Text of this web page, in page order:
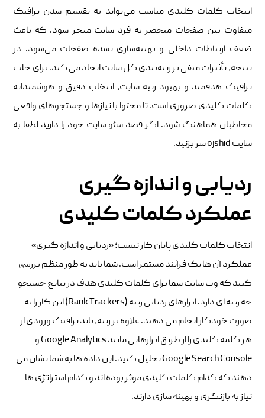
انتخاب کلمات کلیدی مناسب می‌تواند به تقسیم شدن ترافیک
متفاوت بین صفحات منحصر به فرد سایت منجر شود. که باعث
ضعف ارتباطات داخلی و بهینه‌سازی نشده صفحات می‌شود. در
نتیجه، تأثیرات منفی بر رتبه‌بندی کل سایت ایجاد می کند. برای جلب
ترافیک هدفمند و بهبود رتبه سایت، انتخاب دقیق و هوشمندانه
کلمات کلیدی ضروری است. تا محتوا با نیازها و جستجوهای واقعی
مخاطبان هماهنگ شود. اگر قصد سئو سایت خود را دارید لطفا به
سایت ojshid سر بزنید.
ردیابی و اندازه گیری
عملکرد کلمات کلیدی
انتخاب کلمات کلیدی پایان کار نیست؛ «ردیابی و اندازه گیری»
عملکرد آن ها یک فرآیند مستمر است. شما باید به طور منظم بررسی
کنید که وب سایت شما برای کلمات کلیدی هدف در نتایج جستجو
چه رتبه ای دارد. ابزارهای ردیابی رتبه (Rank Trackers) این کار را به
صورت خودکار انجام می دهند. علاوه بر رتبه، باید ترافیک ورودی از
هر کلمه کلیدی را از طریق ابزارهایی مانند Google Analytics و
Google Search Console تحلیل کنید. این داده ها به شما نشان می
دهند که کدام کلمات کلیدی موثر بوده اند و کدام استراتژی ها
نیاز به بازنگری و بهینه سازی دارند.